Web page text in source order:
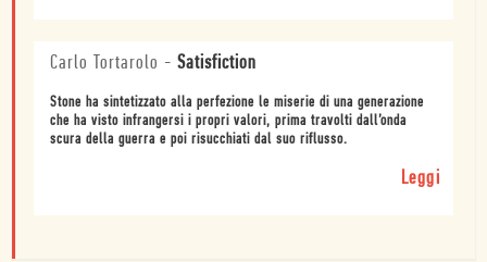
Carlo Tortarolo - Satisfiction
Stone ha sintetizzato alla perfezione le miserie di una generazione
che ha visto infrangersi i propri valori, prima travolti dall’onda
scura della guerra e poi risucchiati dal suo riflusso.
Leggi